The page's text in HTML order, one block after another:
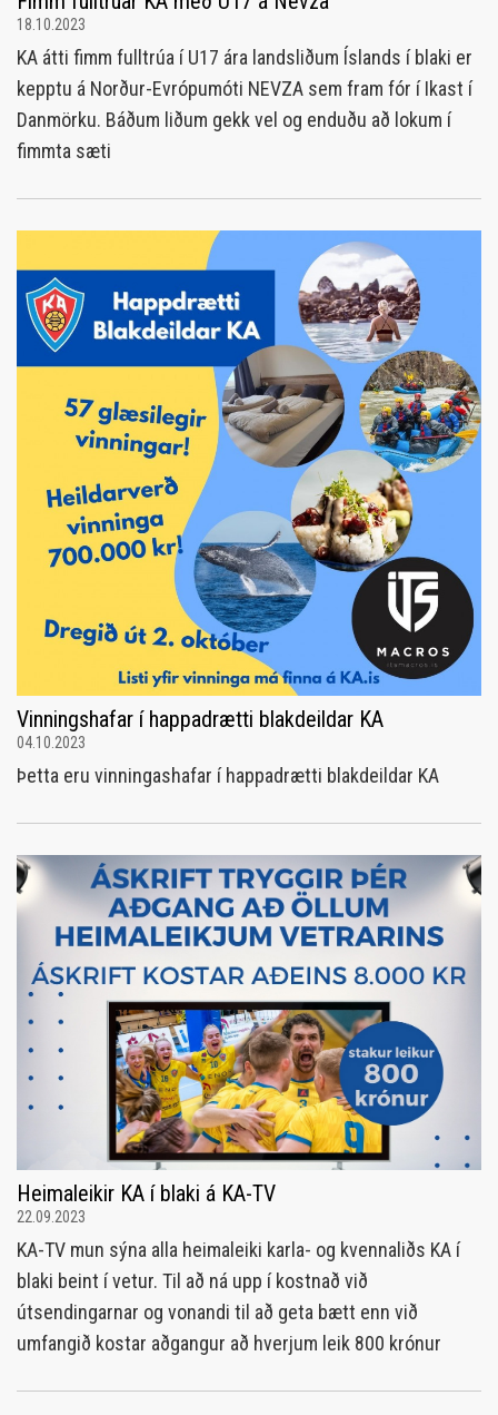
18.10.2023
KA átti fimm fulltrúa í U17 ára landsliðum Íslands í blaki er
kepptu á Norður-Evrópumóti NEVZA sem fram fór í Ikast í
Danmörku. Báðum liðum gekk vel og enduðu að lokum í
fimmta sæti
Vinningshafar í happadrætti blakdeildar KA
04.10.2023
Þetta eru vinningashafar í happadrætti blakdeildar KA
Heimaleikir KA í blaki á KA-TV
22.09.2023
KA-TV mun sýna alla heimaleiki karla- og kvennaliðs KA í
blaki beint í vetur. Til að ná upp í kostnað við
útsendingarnar og vonandi til að geta bætt enn við
umfangið kostar aðgangur að hverjum leik 800 krónur